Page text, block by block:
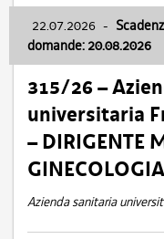
22.07.2026 -
domande: 20.08.2026
315/26 –
universitaria
– DIRIGENTE
Azienda sanitaria